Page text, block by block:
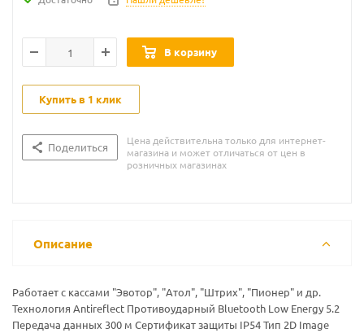
В корзину
Купить в 1 клик
Поделиться
Цена действительна только для интернет-
магазина и может отличаться от цен в
розничных магазинах
Описание
Работает с кассами "Эвотор", "Атол", "Штрих", "Пионер" и др.
Технология Antireflect Противоударный Bluetooth Low Energy 5.2
Передача данных 300 м Cертификат защиты IP54 Тип 2D Image